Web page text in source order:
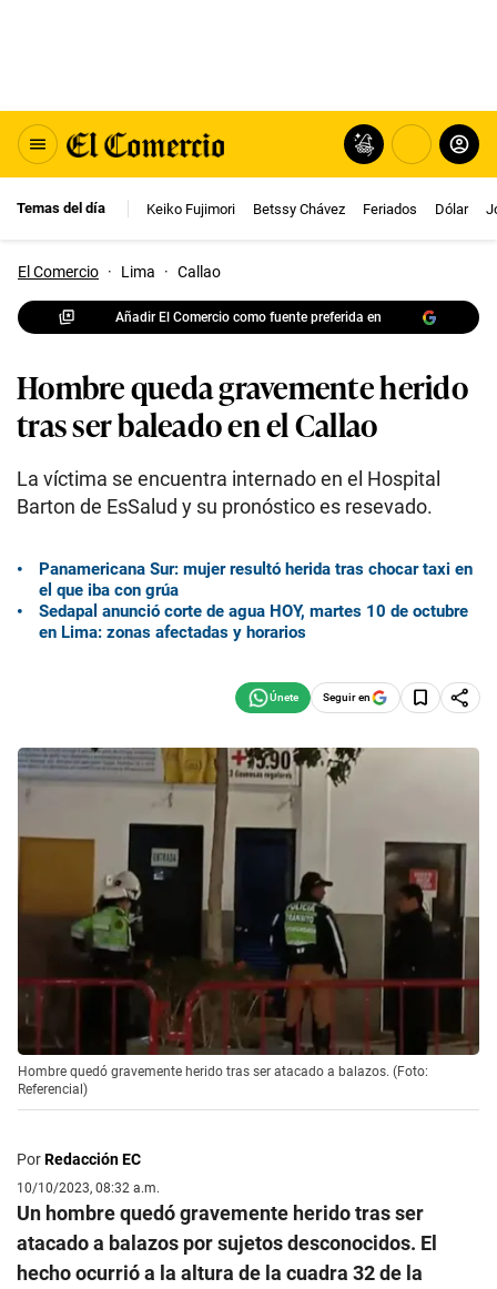
Temas del día Keiko Fujimori Betssy Chávez Feriados Dólar
El Comercio · Lima · Callao
Añadir El Comercio como fuente preferida en
Hombre queda gravemente herido
tras ser baleado en el Callao
La víctima se encuentra internado en el Hospital
Barton de EsSalud y su pronóstico es resevado.
Panamericana Sur: mujer resultó herida tras chocar taxi en
el que iba con grúa
Sedapal anunció corte de agua HOY, martes 10 de octubre
en Lima: zonas afectadas y horarios
Seguir en
Hombre quedó gravemente herido tras ser atacado a balazos. (Foto:
Referencial)
PorRedacción EC
10/10/2023, 08:32 a.m.
Un hombre quedó gravemente herido tras ser
atacado a balazos por sujetos desconocidos. El
hecho ocurrió a la altura de la cuadra 32 de la